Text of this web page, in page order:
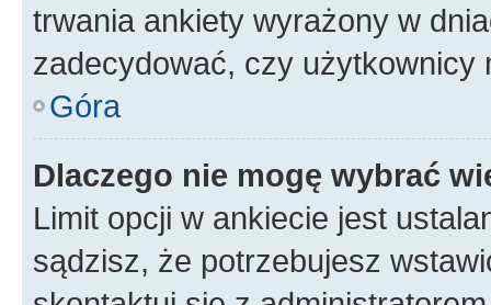
trwania ankiety wyrażony w
zadecydować, czy użytkownicy
Góra
Dlaczego nie mogę wybrać
Limit opcji w ankiecie jest
sądzisz, że potrzebujesz